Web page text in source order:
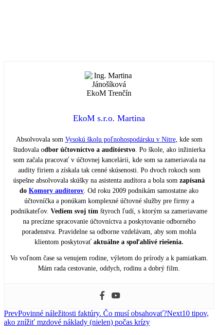
EkoM s.r.o. Martina
Absolvovala som Vysokú školu poľnohospodársku v Nitre, kde som
študovala odbor účtovníctvo a auditórstvo. Po škole, ako inžinierka
som začala pracovať v účtovnej kancelárii, kde som sa zameriavala na
audity firiem a získala tak cenné skúsenosti. Po dvoch rokoch som
úspešne absolvovala skúšky na asistenta audítora a bola som zapísaná
do Komory audítorov . Od roku 2009 podnikám samostatne ako
účtovníčka a ponúkam komplexné účtovné služby pre firmy a
podnikateľov. Vediem svoj tím štyroch ľudí, s ktorým sa zameriavame
na precízne spracovanie účtovníctva a poskytovanie odborného
poradenstva. Pravidelne sa odborne vzdelávam, aby som mohla
klientom poskytovať aktuálne a spoľahlivé riešenia.
Vo voľnom čase sa venujem rodine, výletom do prírody a k pamiatkam.
Mám rada cestovanie, oddych, rodinu a dobrý film.
Post
navigation
PrevPovinné náležitosti faktúry. Čo musí obsahovať?Next10 tipov,
ako znížiť mzdové náklady (nielen) počas krízy